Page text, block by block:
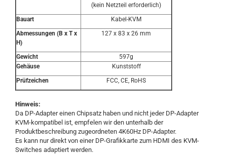
(kein Netzteil erforderlich)
Bauart
Kabel-KVM
Abmessungen (B x T x
H)
127 x 83 x 26 mm
Gewicht
597g
Gehäuse
Kunststoff
Prüfzeichen
FCC, CE, RoHS
Hinweis:
Da DP-Adapter einen Chipsatz haben und nicht jeder DP-Adapter
KVM-kompatibel ist, empfelen wir den unterhalb der
Produktbeschreibung zugeordneten 4K60Hz DP-Adapter.
Es kann nur direkt von einer DP-Grafikkarte zum HDMI des KVM-
Switches adaptiert werden.